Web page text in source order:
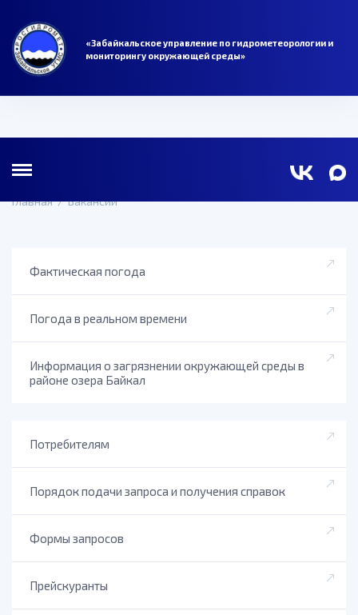
«Забайкальское управление по гидрометеорологии и
мониторингу окружающей среды»
Главная / Вакансии
Фактическая погода
Погода в реальном времени
Информация о загрязнении окружающей среды в
районе озера Байкал
Потребителям
Порядок подачи запроса и получения справок
Формы запросов
Прейскуранты